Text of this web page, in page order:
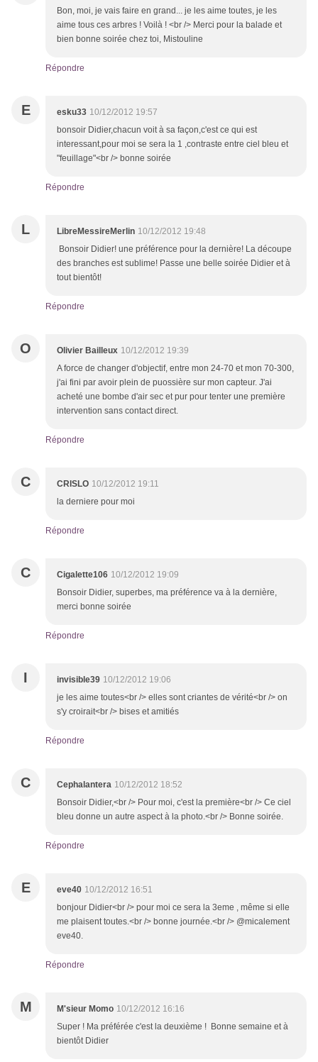
Bon, moi, je vais faire en grand... je les aime toutes, je les
aime tous ces arbres ! Voilà ! <br /> Merci pour la balade et
bien bonne soirée chez toi, Mistouline
Répondre
E esku33 10/12/2012 19:57
bonsoir Didier,chacun voit à sa façon,c'est ce qui est
interessant,pour moi se sera la 1 ,contraste entre ciel bleu et
"feuillage"<br /> bonne soirée
Répondre
L LibreMessireMerlin 10/12/2012 19:48
Bonsoir Didier! une préférence pour la dernière! La découpe
des branches est sublime! Passe une belle soirée Didier et à
tout bientôt!
Répondre
O Olivier Bailleux 10/12/2012 19:39
A force de changer d'objectif, entre mon 24-70 et mon 70-300,
j'ai fini par avoir plein de puossière sur mon capteur. J'ai
acheté une bombe d'air sec et pur pour tenter une première
intervention sans contact direct.
Répondre
C CRISLO 10/12/2012 19:11
la derniere pour moi
Répondre
C Cigalette106 10/12/2012 19:09
Bonsoir Didier, superbes, ma préférence va à la dernière,
merci bonne soirée
Répondre
I invisible39 10/12/2012 19:06
je les aime toutes<br /> elles sont criantes de vérité<br /> on
s'y croirait<br /> bises et amitiés
Répondre
C Cephalantera 10/12/2012 18:52
Bonsoir Didier,<br /> Pour moi, c'est la première<br /> Ce ciel
bleu donne un autre aspect à la photo.<br /> Bonne soirée.
Répondre
E eve40 10/12/2012 16:51
bonjour Didier<br /> pour moi ce sera la 3eme , même si elle
me plaisent toutes.<br /> bonne journée.<br /> @micalement
eve40.
Répondre
M M'sieur Momo 10/12/2012 16:16
Super ! Ma préférée c'est la deuxième ! Bonne semaine et à
bientôt Didier